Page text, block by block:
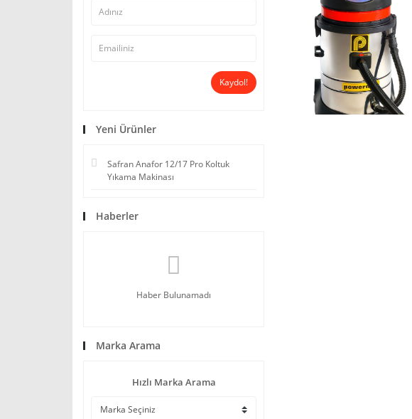
Kaydol!
Yeni Ürünler
Safran Anafor 12/17 Pro Koltuk
Yıkama Makinası
Haberler
Haber Bulunamadı
Marka Arama
Hızlı Marka Arama